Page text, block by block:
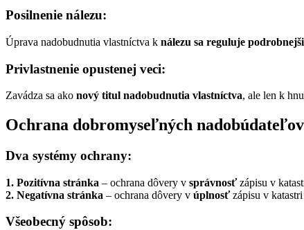
Posilnenie nálezu:
Úprava nadobudnutia vlastníctva k nálezu sa reguluje
Privlastnenie opustenej veci:
Zavádza sa ako nový titul nadobudnutia vlastníctva, ale len k
Ochrana dobromyseľných nadobúdateľov
Dva systémy ochrany:
1. Pozitívna stránka – ochrana dôvery v správnosťzápisu v
2. Negatívna stránka – ochrana dôvery v úplnosťzápisu v katastri
Všeobecný spôsob: